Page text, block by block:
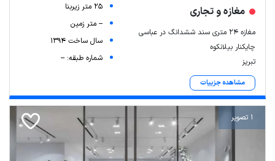
مغازه و تجاری
مغازه ۲۴ متری سند ششدانگ در عباسی
چایکنار بیلانکوه
تبریز
مشاهده جزییات
25 متر زیربنا
-- متر زمین
سال ساخت 1394
شماره طبقه: --
1 تصویر